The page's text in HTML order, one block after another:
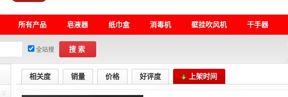
所有产品 皂液器 纸巾盒 消毒机 壁挂吹风机 干手器
全站搜 搜索
相关度 销量 价格 好评度 上架时间